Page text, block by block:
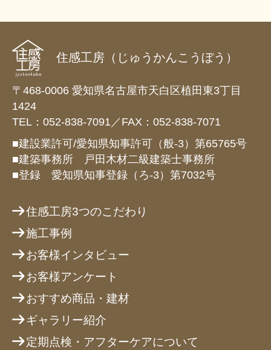
住感工房（じゅうかんこうぼう）
〒468-0006 愛知県名古屋市天白区植田東3丁目
1424
TEL：052-838-7091／FAX：052-838-7071
■建設業許可/愛知県知事許可（般-3）第65765号
■建築事務所 戸田木材二級建築士事務所
■登録 愛知県知事登録（ろ-3）第7032号
住感工房3つのこだわり
施工事例
お客様インタビュー
お客様アンケート
おすすめ商品・建材
ギャラリー紹介
定期点検・アフターケアについて